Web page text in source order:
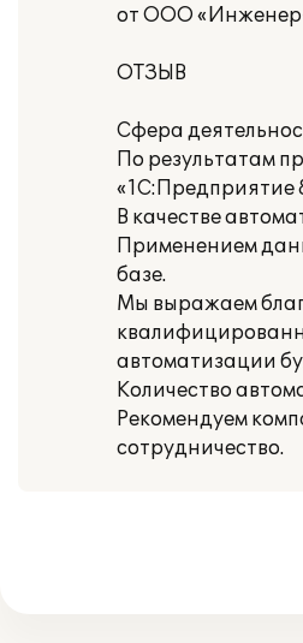
от ООО
ОТЗЫВ
Сфера
По результатам
«1С:Предприятие
В качестве
Применением
базе.
Мы выражаем
автоматизации
Количество
Рекомендуем
сотрудничество.